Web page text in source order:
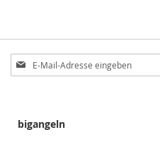
Anmeldung
zum
bigangeln